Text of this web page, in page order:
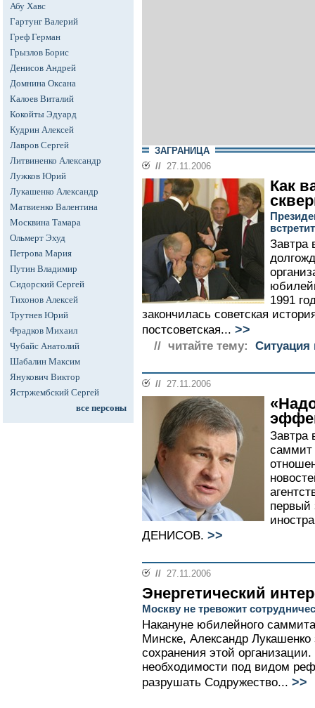
Абу Хавс
Гартунг Валерий
Греф Герман
Грызлов Борис
Денисов Андрей
Домнина Оксана
Калоев Виталий
Кокойты Эдуард
Кудрин Алексей
Лавров Сергей
Литвиненко Александр
Лужков Юрий
Лукашенко Александр
Матвиенко Валентина
Москвина Тамара
Ольмерт Эхуд
Петрова Мария
Путин Владимир
Сидорский Сергей
Тихонов Алексей
Трутнев Юрий
Фрадков Михаил
Чубайс Анатолий
Шабалин Максим
Янукович Виктор
Ястржембский Сергей
все персоны
ЗАГРАНИЦА
// 27.11.2006
Как
Завтра
1991
закончилась советская
постсоветская... >>
// читайте тему: Ситуация
// 27.11.2006
Завтра
саммит
первый
ДЕНИСОВ. >>
// 27.11.2006
Энергетический
Москву не тревожит
Накануне юбилейного
Минске, Александр
сохранения этой
необходимости под видом
разрушать Содружество... >>